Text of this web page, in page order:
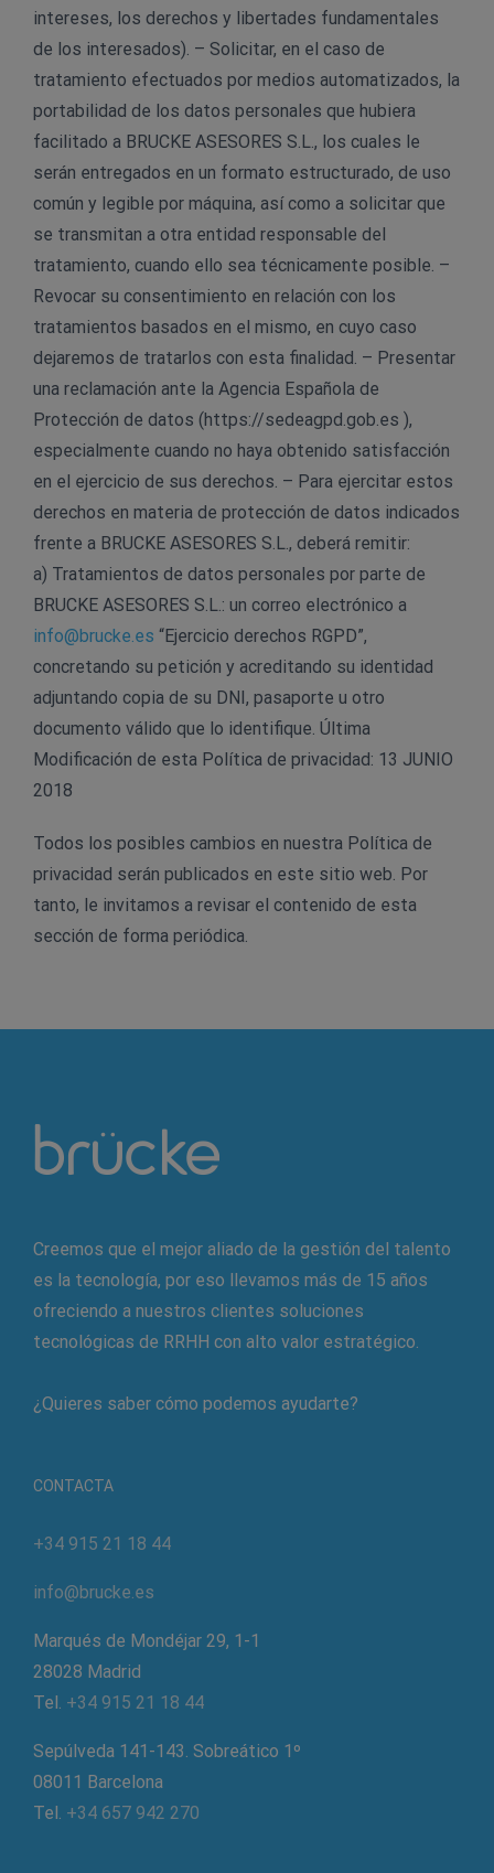
intereses, los derechos y libertades fundamentales
de los interesados). – Solicitar, en el caso de
tratamiento efectuados por medios automatizados, la
portabilidad de los datos personales que hubiera
facilitado a BRUCKE ASESORES S.L., los cuales le
serán entregados en un formato estructurado, de uso
común y legible por máquina, así como a solicitar que
se transmitan a otra entidad responsable del
tratamiento, cuando ello sea técnicamente posible. –
Revocar su consentimiento en relación con los
tratamientos basados en el mismo, en cuyo caso
dejaremos de tratarlos con esta finalidad. – Presentar
una reclamación ante la Agencia Española de
Protección de datos (https://sedeagpd.gob.es ),
especialmente cuando no haya obtenido satisfacción
en el ejercicio de sus derechos. – Para ejercitar estos
derechos en materia de protección de datos indicados
frente a BRUCKE ASESORES S.L., deberá remitir:
a) Tratamientos de datos personales por parte de
BRUCKE ASESORES S.L.: un correo electrónico a
info@brucke.es “Ejercicio derechos RGPD”,
concretando su petición y acreditando su identidad
adjuntando copia de su DNI, pasaporte u otro
documento válido que lo identifique. Última
Modificación de esta Política de privacidad: 13 JUNIO
2018
Todos los posibles cambios en nuestra Política de
privacidad serán publicados en este sitio web. Por
tanto, le invitamos a revisar el contenido de esta
sección de forma periódica.
Creemos que el mejor aliado de la gestión del talento
es la tecnología, por eso llevamos más de 15 años
ofreciendo a nuestros clientes soluciones
tecnológicas de RRHH con alto valor estratégico.
¿Quieres saber cómo podemos ayudarte?
CONTACTA
+34 915 21 18 44
info@brucke.es
Marqués de Mondéjar 29, 1-1
28028 Madrid
Tel. +34 915 21 18 44
Sepúlveda 141-143. Sobreático 1º
08011 Barcelona
Tel. +34 657 942 270